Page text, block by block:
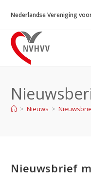
naar
inhoud
Nederlandse Vereniging
> Nieuws >
Nieuwsbrief